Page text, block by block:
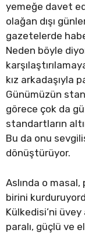
yemeğe davet
olağan dışı
gazetelerde
Neden böyle
kız arkadaşıyla
Günümüzün
görece çok da
standartların
Bu da onu
dönüştürüyor.
Aslında o masal,
birini
Külkedisi’ni
paralı, güçlü ve